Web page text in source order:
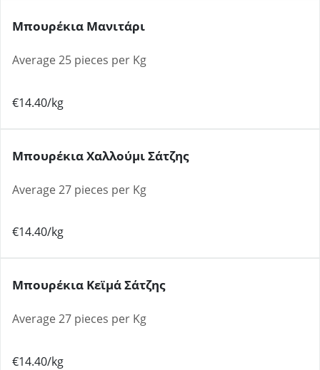
Μπουρέκια Μανιτάρι
Average 25 pieces per Kg
€14.40/kg
Μπουρέκια Χαλλούμι Σάτζης
Average 27 pieces per Kg
€14.40/kg
Μπουρέκια Κεϊμά Σάτζης
Average 27 pieces per Kg
€14.40/kg